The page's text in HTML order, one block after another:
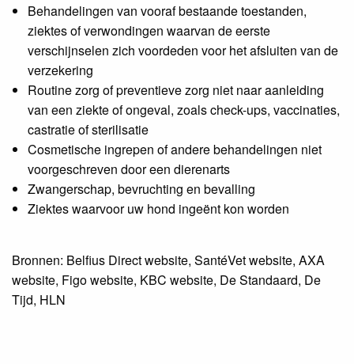
Behandelingen van vooraf bestaande toestanden,
ziektes of verwondingen waarvan de eerste
verschijnselen zich voordeden voor het afsluiten van de
verzekering
Routine zorg of preventieve zorg niet naar aanleiding
van een ziekte of ongeval, zoals check-ups, vaccinaties,
castratie of sterilisatie
Cosmetische ingrepen of andere behandelingen niet
voorgeschreven door een dierenarts
Zwangerschap, bevruchting en bevalling
Ziektes waarvoor uw hond ingeënt kon worden
Bronnen: Belfius Direct website, SantéVet website, AXA
website, Figo website, KBC website, De Standaard, De
Tijd, HLN